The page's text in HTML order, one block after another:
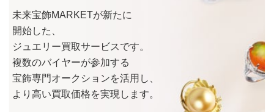
未来宝飾MARKETが新たに
開始した、
ジュエリー買取サービスです。
複数のバイヤーが参加する
宝飾専門オークションを活用し、
より 高い買取価格を実現します。